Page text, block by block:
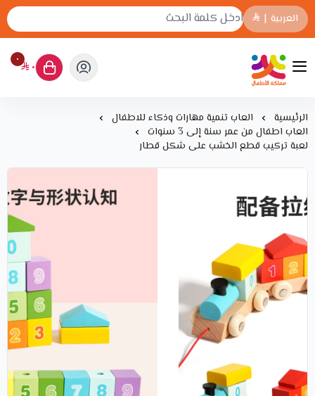
العربية |
مملكة الأطفال
٠
٠
الرئيسية
العاب تنمية مهارات وذكاء للاطفال
العاب اطفال من عمر سنة إلى 3 سنوات
لعبة تركيب قطع الخشب على شكل قطار